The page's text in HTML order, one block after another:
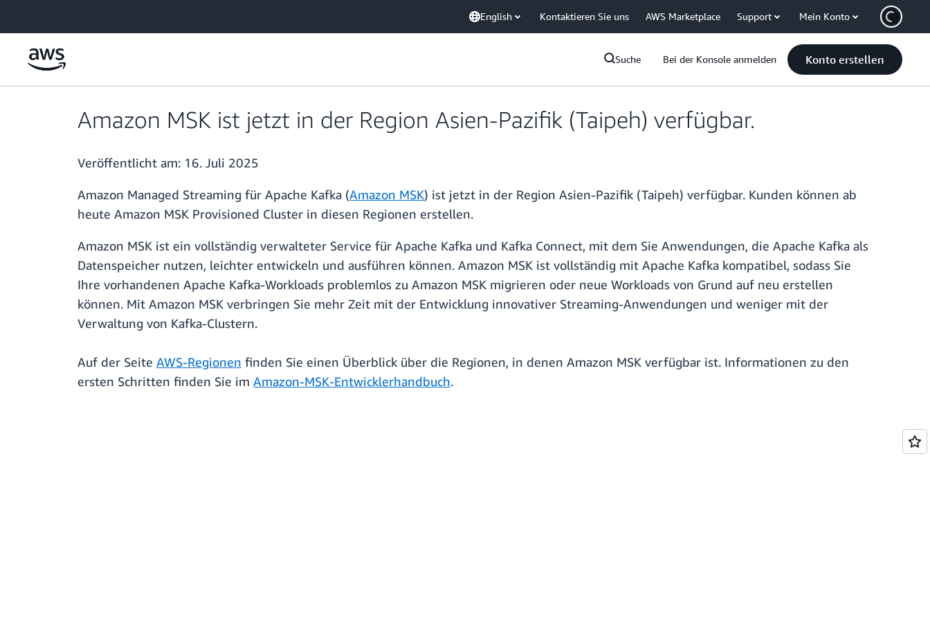
English Kontaktieren Sie uns AWS Marketplace Support Mein Konto
Suche Bei der Konsole anmelden Konto erstellen
Amazon MSK ist jetzt in der Region Asien-Pazifik (Taipeh) verfügbar.
Veröffentlicht am: 16. Juli 2025
Amazon Managed Streaming für Apache Kafka (Amazon MSK) ist jetzt in der Region Asien-Pazifik (Taipeh) verfügbar. Kunden können ab
heute Amazon MSK Provisioned Cluster in diesen Regionen erstellen.
Amazon MSK ist ein vollständig verwalteter Service für Apache Kafka und Kafka Connect, mit dem Sie Anwendungen, die Apache Kafka als
Datenspeicher nutzen, leichter entwickeln und ausführen können. Amazon MSK ist vollständig mit Apache Kafka kompatibel, sodass Sie
Ihre vorhandenen Apache Kafka-Workloads problemlos zu Amazon MSK migrieren oder neue Workloads von Grund auf neu erstellen
können. Mit Amazon MSK verbringen Sie mehr Zeit mit der Entwicklung innovativer Streaming-Anwendungen und weniger mit der
Verwaltung von Kafka-Clustern.
Auf der Seite AWS-Regionen finden Sie einen Überblick über die Regionen, in denen Amazon MSK verfügbar ist. Informationen zu den
ersten Schritten finden Sie im Amazon-MSK-Entwicklerhandbuch.